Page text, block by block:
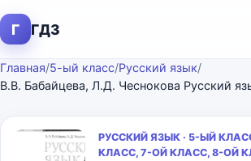
Г ГДЗ
Главная/5-ый класс/Русский язык/
РУССКИЙ ЯЗЫК · 5-ЫЙ
КЛАСС, 7-ОЙ КЛАСС, 8-ОЙ